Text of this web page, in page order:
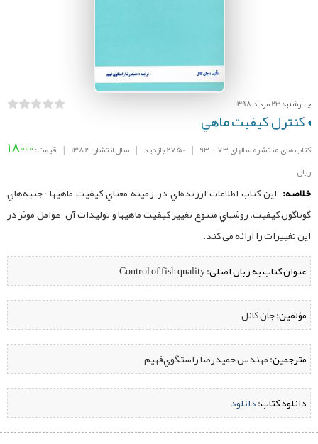
چهارشنبه 23 مرداد 1398
كنترل كيفيت ماهي
کتاب های منتشره سالهای 73 - 93 | 2750 بازدید | سال انتشار: 1382 | قیمت:18000
ریال
خلاصه:
این کتاب اطلاعات ارزنده‌اي در زمينه معناي كيفيت ماهيها ٬ جنبه‌هاي
گوناگون كيفيت، روشهاي متنوع تغيير كيفيت ماهيها و توليدات آن ٬ عوامل موثر در
اين تغييرات را ارائه می کند.
عنوان کتاب به زبان اصلی:
مؤلفین:‌ جان کانل
مترجمین:‌ مهندس حميدرضا راستگوي‌فهيم
دانلود کتاب:دانلود